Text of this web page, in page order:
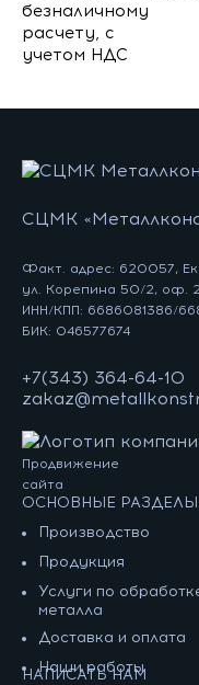
безналичному
расчету, с
учетом НДС
СЦМК
Факт. адрес: 620057,
ул. Корепина 50/2, оф.
ИНН/КПП: 6686081386/
БИК: 046577674
+7(343) 364-64-10
Продвижение
сайта
ОСНОВНЫЕ РАЗДЕЛЫ
Производство
Продукция
Услуги по
металла
Доставка и оплата
Наши работы
НАПИСАТЬ НАМ